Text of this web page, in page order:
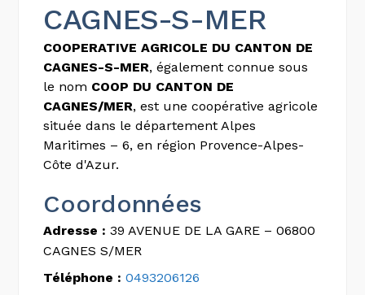
CAGNES-S-MER
COOPERATIVE AGRICOLE DU CANTON DE
CAGNES-S-MER, également connue sous
le nom COOP DU CANTON DE
CAGNES/MER, est une coopérative agricole
située dans le département Alpes
Maritimes – 6, en région Provence-Alpes-
Côte d'Azur.
Coordonnées
Adresse : 39 AVENUE DE LA GARE – 06800
CAGNES S/MER
Téléphone : 0493206126